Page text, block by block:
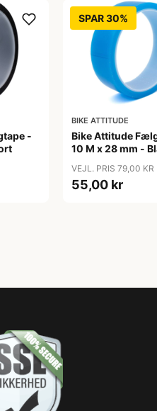
-
SPAR 30%
BIKE ATTITUDE
Bike Attitude
10 M x 28 mm -
VEJL. PRIS 79,00 KR
55,00 kr